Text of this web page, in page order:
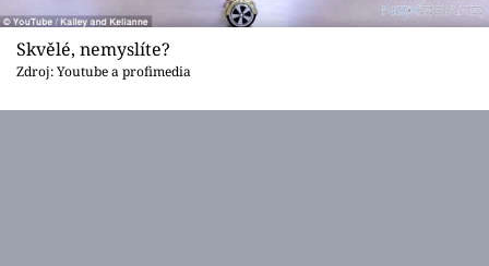
Skvělé, nemyslíte?
Zdroj: Youtube a profimedia